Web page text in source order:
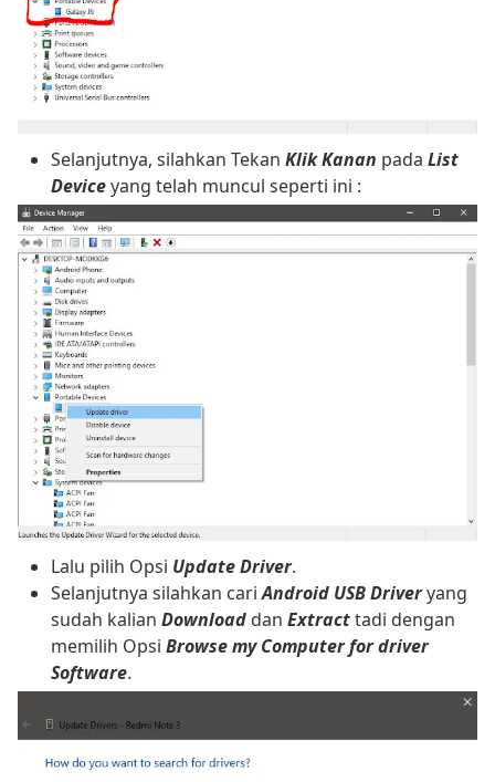
Selanjutnya, silahkan Tekan Klik Kanan pada List
Deviceyang telah muncul seperti ini :
Lalu pilih Opsi Update Driver.
Selanjutnya silahkan cariAndroid USB Driveryang
sudah kalian Download dan Extracttadi dengan
memilih Opsi Browse my Computer for driver
Software.